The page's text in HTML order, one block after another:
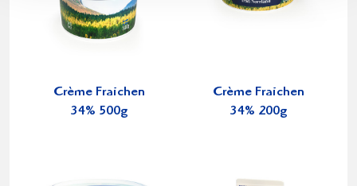
Crème Fraichen
34% 500g
Crème Fraichen
34% 200g